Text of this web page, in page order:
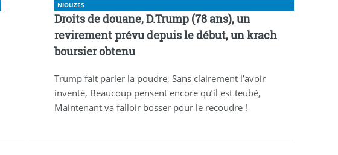
NIOUZES
Droits de douane, D.Trump (78 ans), un
revirement prévu depuis le début, un krach
boursier obtenu
Trump fait parler la poudre, Sans clairement l’avoir
inventé, Beaucoup pensent encore qu’il est teubé,
Maintenant va falloir bosser pour le recoudre !